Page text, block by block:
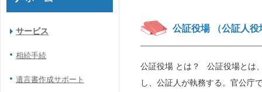
公証役場 （公証人役
公証役場 とは？ 公証役場とは
し、公証人が執務する。官公庁
サービス
相続手続
遺言書作成サポート